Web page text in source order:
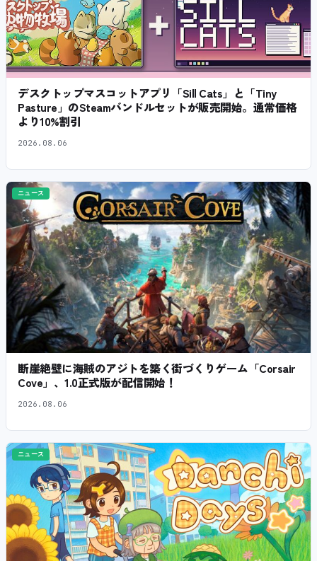
デスクトップマスコットアプリ「Sill Cats」と「Tiny
Pasture」のSteamバンドルセットが販売開始。通常価格
より10%割引
2026.08.06
ニュース
断崖絶壁に海賊のアジトを築く街づくりゲーム「Corsair
Cove」、1.0正式版が配信開始！
2026.08.06
ニュース